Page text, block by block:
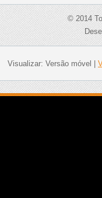
© 2014
Visualizar: Versão móvel